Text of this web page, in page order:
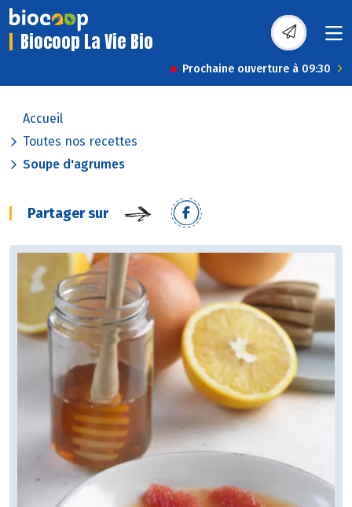
Biocoop La Vie Bio
Prochaine ouverture à 09:30
Accueil
Toutes nos recettes
Soupe d'agrumes
Partager sur